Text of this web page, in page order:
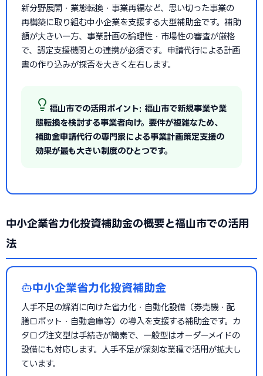
新分野展開・業態転換・事業再編など、思い切った事業の
再構築に取り組む中小企業を支援する大型補助金です。補助
額が大きい一方、事業計画の論理性・市場性の審査が厳格
で、認定支援機関との連携が必須です。申請代行による計画
書の作り込みが採否を大きく左右します。
福山市での活用ポイント: 福山市で新規事業や業
態転換を検討する事業者向け。要件が複雑なため、
補助金申請代行の専門家による事業計画策定支援の
効果が最も大きい制度のひとつです。
中小企業省力化投資補助金の概要と福山市での活用
法
中小企業省力化投資補助金
人手不足の解消に向けた省力化・自動化設備（券売機・配
膳ロボット・自動倉庫等）の導入を支援する補助金です。カ
タログ注文型は手続きが簡素で、一般型はオーダーメイドの
設備にも対応します。人手不足が深刻な業種で活用が拡大し
ています。